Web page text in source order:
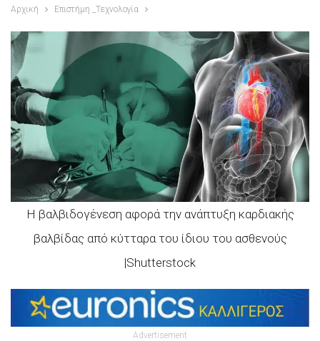
Αρχική Επιστήμη _Τεχνολογία
Η βαλβιδογένεση αφορά την ανάπτυξη καρδιακής
βαλβίδας από κύτταρα του ίδιου του ασθενούς
|Shutterstock
Advertisement